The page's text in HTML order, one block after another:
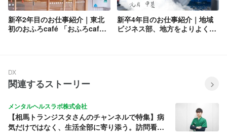
新卒2年目のお仕事紹介｜東北
初のおふろcafé 「おふろcafé
新卒4年目のお仕事紹介｜地域
ビジネス部、地方をよりよくす
DX
関連するストーリー
メンタルヘルスラボ株式会社
【相馬トランジスタさんのチャンネルで特集】病
気だけではなく、生活全部に寄り添う。訪問看護